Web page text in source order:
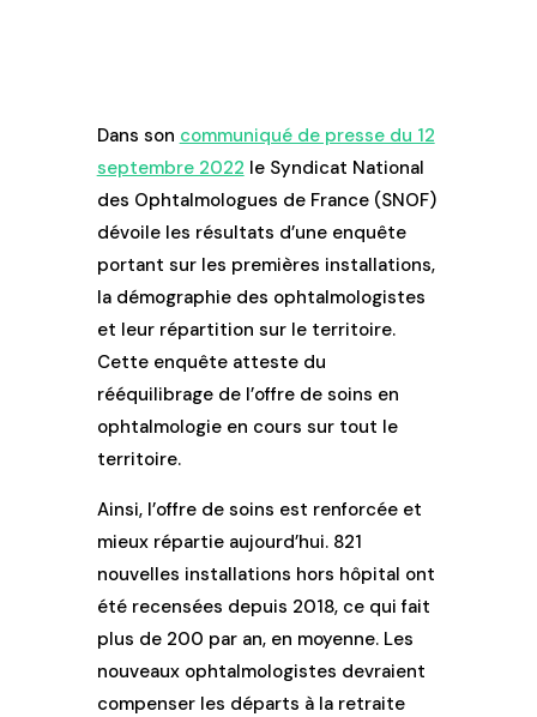
Dans son communiqué de presse du 12
septembre 2022 le Syndicat National
des Ophtalmologues de France (SNOF)
dévoile les résultats d’une enquête
portant sur les premières installations,
la démographie des ophtalmologistes
et leur répartition sur le territoire.
Cette enquête atteste du
rééquilibrage de l’offre de soins en
ophtalmologie en cours sur tout le
territoire.
Ainsi, l’offre de soins est renforcée et
mieux répartie aujourd’hui. 821
nouvelles installations hors hôpital ont
été recensées depuis 2018, ce qui fait
plus de 200 par an,en moyenne. Les
nouveaux ophtalmologistes devraient
compenser les départs à la retraite